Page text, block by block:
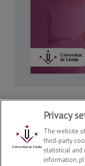
Portes Obertes
Privacy
The website
third-party
statistical and
information,